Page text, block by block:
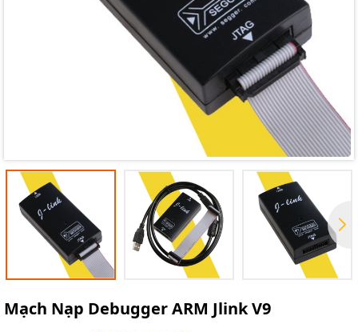
Mạch Nạp Debugger ARM Jlink V9
Mã giảm giá:
Ngày hết hạn:
Điều kiện: